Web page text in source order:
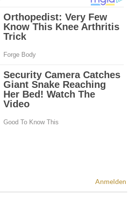
Anmelden